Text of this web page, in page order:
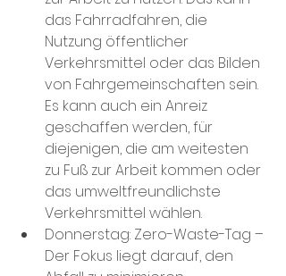
das Fahrradfahren, die
Nutzung öffentlicher
Verkehrsmittel oder das Bilden
von Fahrgemeinschaften sein.
Es kann auch ein Anreiz
geschaffen werden, für
diejenigen, die am weitesten
zu Fuß zur Arbeit kommen oder
das umweltfreundlichste
Verkehrsmittel wählen.
Donnerstag: Zero-Waste-Tag –
Der Fokus liegt darauf, den